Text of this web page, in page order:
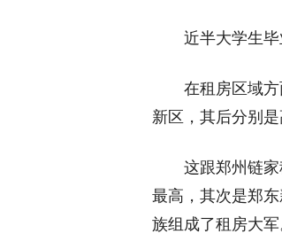
近半大学生毕
在租房区域方面
新区，其后分别
这跟郑州链家
最高，其次是郑
族组成了租房大军